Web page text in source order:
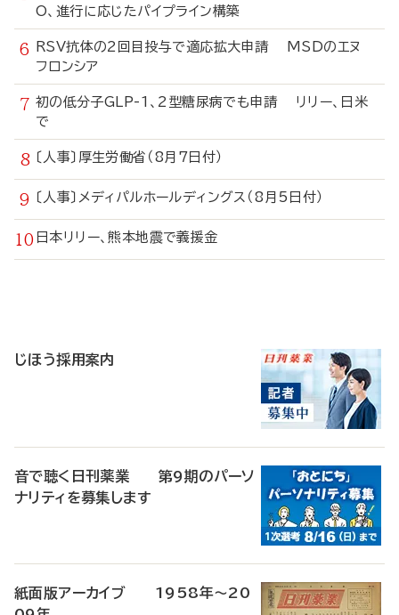
O、進行に応じたパイプライン構築
RSV抗体の2回目投与で適応拡大申請 MSDのエヌ
フロンシア
初の低分子GLP-1、2型糖尿病でも申請 リリー、日米
で
〔人事〕厚生労働省（8月7日付）
〔人事〕メディパルホールディングス（8月5日付）
日本リリー、熊本地震で義援金
じほう採用案内
音で聴く日刊薬業 第9期のパーソ
ナリティを募集します
紙面版アーカイブ 1958年～20